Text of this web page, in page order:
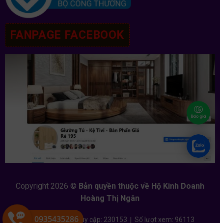
FANPAGE FACEBOOK
Copyright 2026 © Bản quyền thuộc về Hộ Kinh Doanh
Hoàng Thị Ngân
Đang online: 4 | Tổng truy cập: 230153 | Số lượt xem: 96113
0935435286